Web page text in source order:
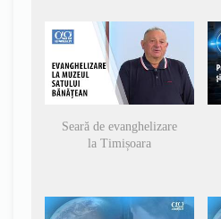
Seară de evanghelizare
la Timișoara